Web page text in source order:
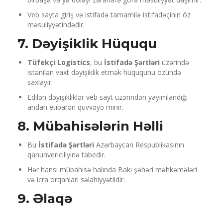
Veb sayta giriş və istifadə tamamilə istifadəçinin öz
məsuliyyətindədir.
7. Dəyişiklik Hüququ
Tüfekçi Logistics, bu İstifadə Şərtləri üzərində
istənilən vaxt dəyişiklik etmək hüququnu özündə
saxlayır.
Edilən dəyişikliklər veb sayt üzərindən yayımlandığı
andan etibarən qüvvəyə minir.
8. Mübahisələrin Həlli
Bu İstifadə Şərtləri Azərbaycan Respublikasının
qanunvericiliyinə tabedir.
Hər hansı mübahisə halında Bakı şəhəri məhkəmələri
və icra orqanları səlahiyyətlidir.
9. Əlaqə